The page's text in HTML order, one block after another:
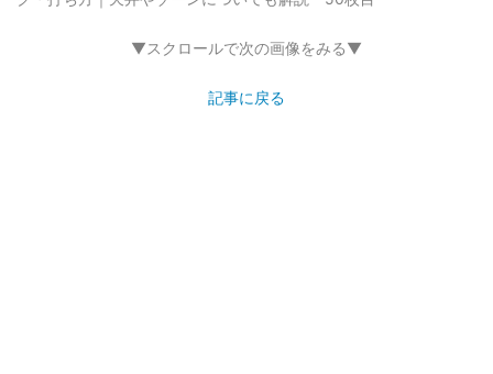
▼スクロールで次の画像をみる▼
記事に戻る